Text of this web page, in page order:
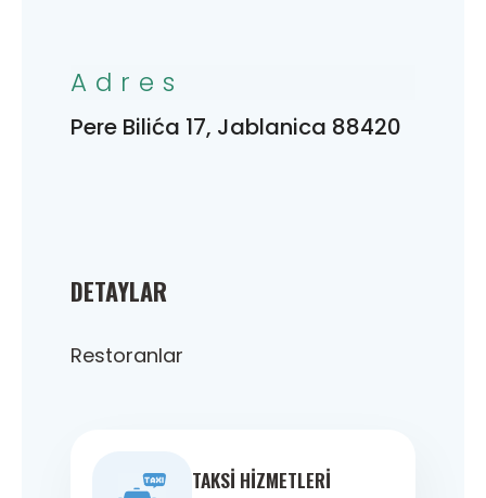
DETAYLAR
Restoranlar
TAKSI HIZMETLERI
Adres
Pere Bilića 17, Jablanica 88420